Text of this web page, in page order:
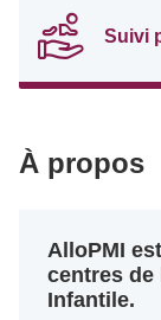
Suivi
À propos
AlloPMI
centres de
Infantile.